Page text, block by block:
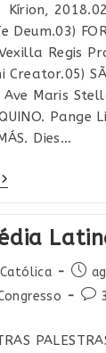
Deum.03)
Regis
Creator.05)
Ave Maris
Pange
Dies…
Cristãs
Post